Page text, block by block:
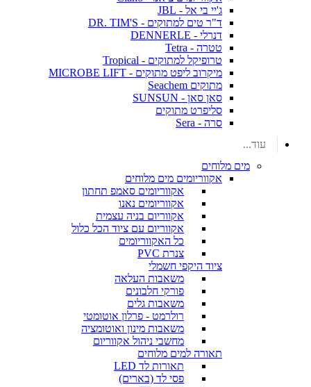
ג'יי בי אל - JBL
ד"ר טים למתוקים - DR. TIM'S
דנרלי - DENNERLE
טטרה - Tetra
טרופיקל למתוקים - Tropical
מיקרוב ליפט מתוקים - MICROBE LIFT
מתוקים Seachem
סאן סאן - SUNSUN
סליפרט מתוקים
סרה - Sera
עוד...
מים מלוחים
אקווריומים מים מלוחים
אקווריומים סאמפ תחתון
אקווריומים נאנו
אקווריום בניה עצמית
אקווריום עם ציוד הכל כלול
כל האקווריומים
צנרת PVC
ציוד היקפי חשמלי
משאבות העלאה
פורקי חלבונים
משאבות גלים
רולרמט - פרלון אוטומטי
משאבות מינון ואוטומציה
מחשבי ניהול אקווריום
תאורה למים מלוחים
תאורות לד LED
פסי לד (בארים)